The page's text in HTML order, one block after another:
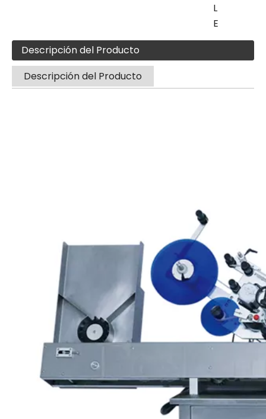
L
E
Descripción del Producto
Descripción del Producto